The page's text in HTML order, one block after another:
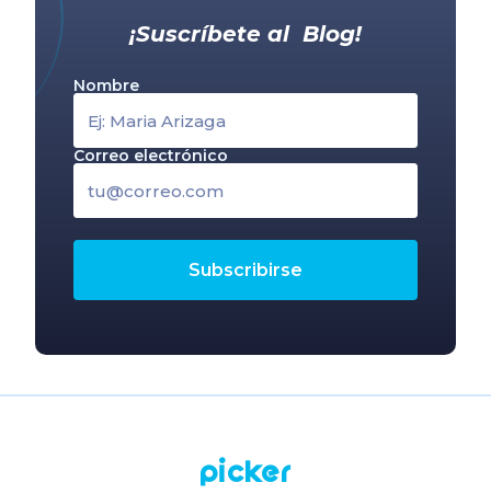
¡Suscríbete al Blog!
Nombre
Correo electrónico
Picker